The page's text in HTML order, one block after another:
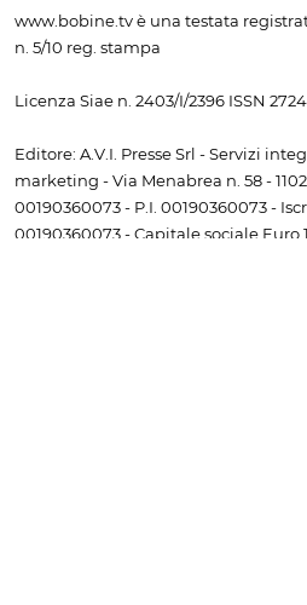
www.bobine.tv è una testata
n. 5/10 reg. stampa
Licenza Siae n. 2403/I/2396 ISSN
Editore: A.V.I. Presse Srl - Servizi
marketing - Via Menabrea n. 58 -
00190360073 - P.I. 00190360073 -
00190360073 - Capitale sociale Euro